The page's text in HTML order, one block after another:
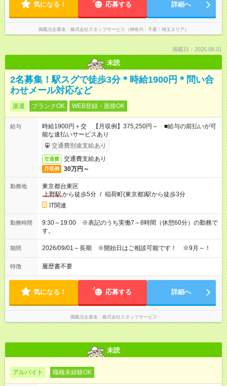
気になる！ 応募する 詳細へ
掲載元企業名 株式会社スタッフサービス（神奈川・千葉・埼玉エリア）
掲載日：2026.08.01
未読
2名募集！駅スグで徒歩3分＊時給1900円＊問い合
わせメール対応など
派遣 ブランクOK WEB登録・面接OK
給与
時給1900円＋交 【月収例】375,250円～ ■給与の前払いが可
能な速払いサービスあり
交通費別途支給あり
交通費 交通費支給あり
月収例 30万円～
勤務地
東京都台東区
上野駅から徒歩5分 / 稲荷町(東京都)駅から徒歩3分
IT関連
勤務時間
9:30～19:00 ※表記のうち実働7～8時間（休憩60分）の勤務で
す。
期間 2026/09/01～長期 ※開始日はご相談可能です！ ※9月～！
特徴 履歴書不要
気になる！ 応募する 詳細へ
掲載元企業名 株式会社スタッフサービス
未読
アルバイト 職種未経験OK